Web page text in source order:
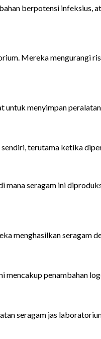
berpotensi infeksius,
Mereka mengurangi
menyimpan
terutama ketika
seragam ini
menghasilkan seragam
penambahan
seragam jas